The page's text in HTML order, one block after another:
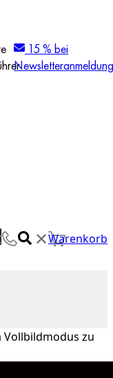
15 % bei
Newsletteranmeldung
✕Warenkorb
Vollbildmodus zu